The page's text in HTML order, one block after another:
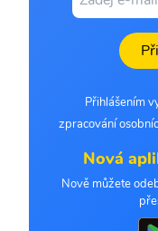
Přihlášením
zpracování
Nová
Nově můžete